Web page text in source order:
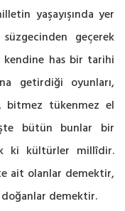
yaşayışında yer
geçerek
kendine has bir tarihi
getirdiği oyunları,
bitmez tükenmez el
bütün bunlar bir
ki kültürler millîdir.
ait olanlar demektir,
demektir.